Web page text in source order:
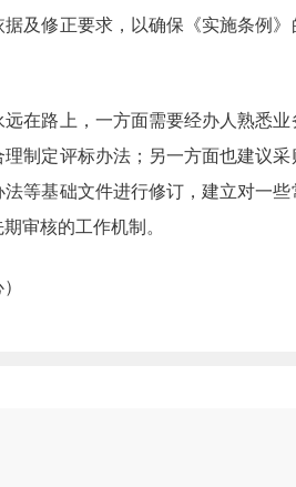
及修正要求，以确保《实施条例》
在路上，一方面需要经办人熟悉
制定评标办法；另一方面也建议
等基础文件进行修订，建立对一
审核的工作机制。